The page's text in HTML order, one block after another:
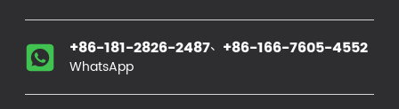
+86-181-2826-2487、 +86-166-7605-4552
WhatsApp